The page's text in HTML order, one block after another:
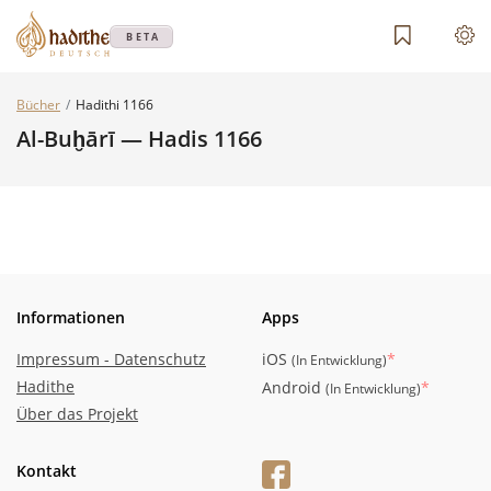
BETA
Bücher Hadithi 1166
Al-Buḫārī — Hadis 1166
Informationen
Impressum - Datenschutz
Hadithe
Über das Projekt
Apps
iOS (In Entwicklung)*
Android (In Entwicklung)*
Kontakt